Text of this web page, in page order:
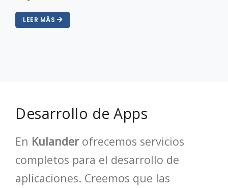
LEER MÁS
Desarrollo de Apps
En Kulanderofrecemos servicios
completos para el desarrollo de
aplicaciones. Creemos que las